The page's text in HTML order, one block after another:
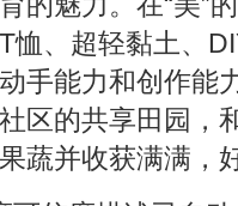
恤、超轻黏土、
手能力和创作能
区的共享田园，
蔬并收获满满，